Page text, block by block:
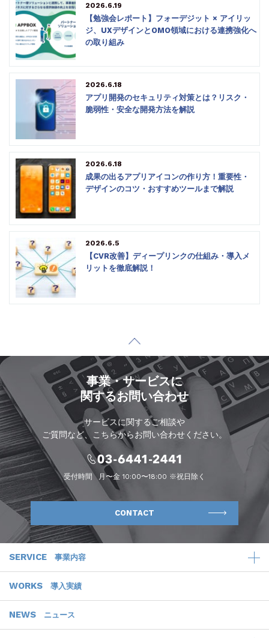
2026.6.19
【勉強会レポート】フォーデジット × アイリッ
ジ、UXデザインとOMO領域における連携強化へ
の取り組み
2026.6.18
アプリ開発のセキュリティ対策とは？リスク・
脆弱性・安全な開発方法を解説
2026.6.18
成果の出るアプリアイコンの作り方！重要性・
デザインのコツ・おすすめツールまで解説
2026.6.5
【CVR改善】ディープリンクの仕組み・導入メ
リットを徹底解説！
事業・サービスに
関するお問い合わせ
サービスに関するご相談や
ご質問など、こちらからお問い合わせください。
受付時間 月〜金 10:00〜18:00 ※祝日除く
CONTACT
SERVICE 事業内容
WORKS 導入実績
NEWS ニュース